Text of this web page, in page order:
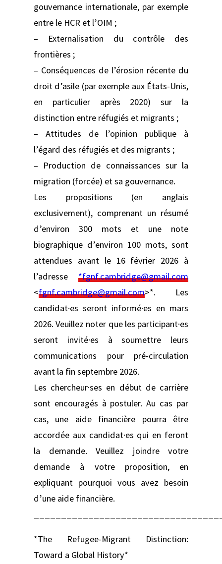
gouvernance internationale, par exemple
entre le HCR et l’OIM ;
– Externalisation du contrôle des
frontières ;
– Conséquences de l’érosion récente du
droit d’asile (par exemple aux États-Unis,
en particulier après 2020) sur la
distinction entre réfugiés et migrants ;
– Attitudes de l’opinion publique à
l’égard des réfugiés et des migrants ;
– Production de connaissances sur la
migration (forcée) et sa gouvernance.
Les propositions (en anglais
exclusivement), comprenant un résumé
d’environ 300 mots et une note
biographique d’environ 100 mots, sont
attendues avant le 16 février 2026 à
l’adresse *fgnf.cambridge@gmail.com
<fgnf.cambridge@gmail.com>*. Les
candidat·es seront informé·es en mars
2026. Veuillez noter que les participant·es
seront invité·es à soumettre leurs
communications pour pré-circulation
avant la fin septembre 2026.
Les chercheur·ses en début de carrière
sont encouragés à postuler. Au cas par
cas, une aide financière pourra être
accordée aux candidat·es qui en feront
la demande. Veuillez joindre votre
demande à votre proposition, en
expliquant pourquoi vous avez besoin
d’une aide financière.
*The Refugee-Migrant Distinction:
Toward a Global History*